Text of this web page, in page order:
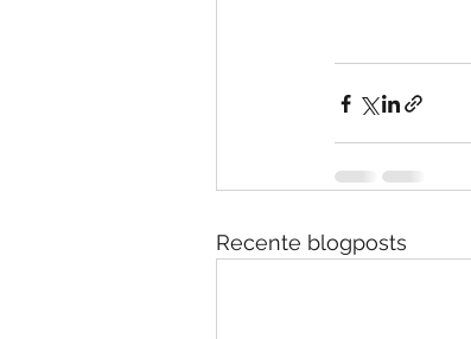
Recente blogposts